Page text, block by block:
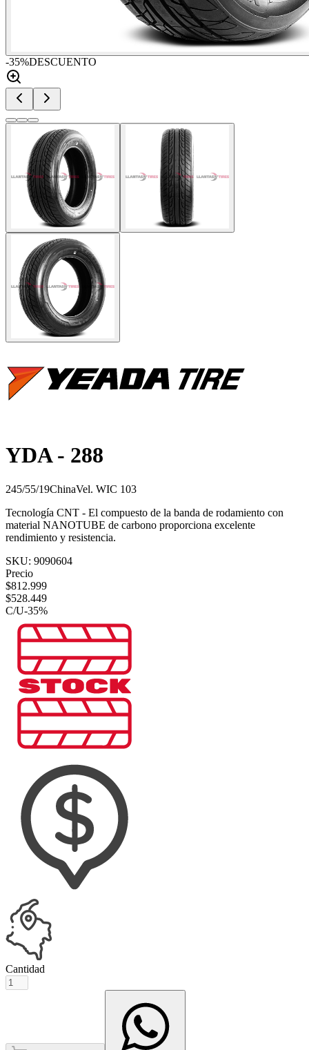
-35%DESCUENTO
YDA - 288
245/55/19ChinaVel. WIC 103
Tecnología CNT - El compuesto de la banda de rodamiento con
material NANOTUBE de carbono proporciona excelente
rendimiento y resistencia.
SKU: 9090604
Precio
$812.999
$528.449
C/U-35%
Cantidad